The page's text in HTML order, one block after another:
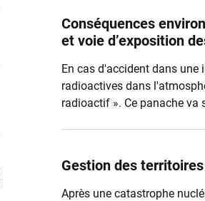
Conséquences
et voie d’exposition
En cas d'accident dans une
radioactives dans
radioactif ». Ce panache
Gestion des
Après une catastrophe